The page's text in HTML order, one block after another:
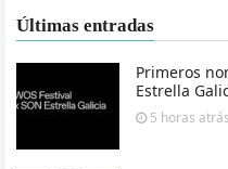
Últimas entradas
Primeros
Estrella
5 horas atrás